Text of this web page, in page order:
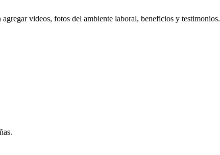
videos, fotos del ambiente laboral, beneficios y testimonios.